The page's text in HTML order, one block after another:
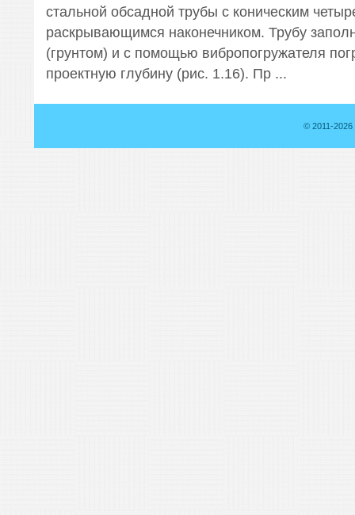
стальной обсадной трубы с коническим
раскрывающимся наконечником. Трубу
(грунтом) и с помощью вибропогружателя
проектную глубину (рис. 1.16). Пр ...
© 2011-2026